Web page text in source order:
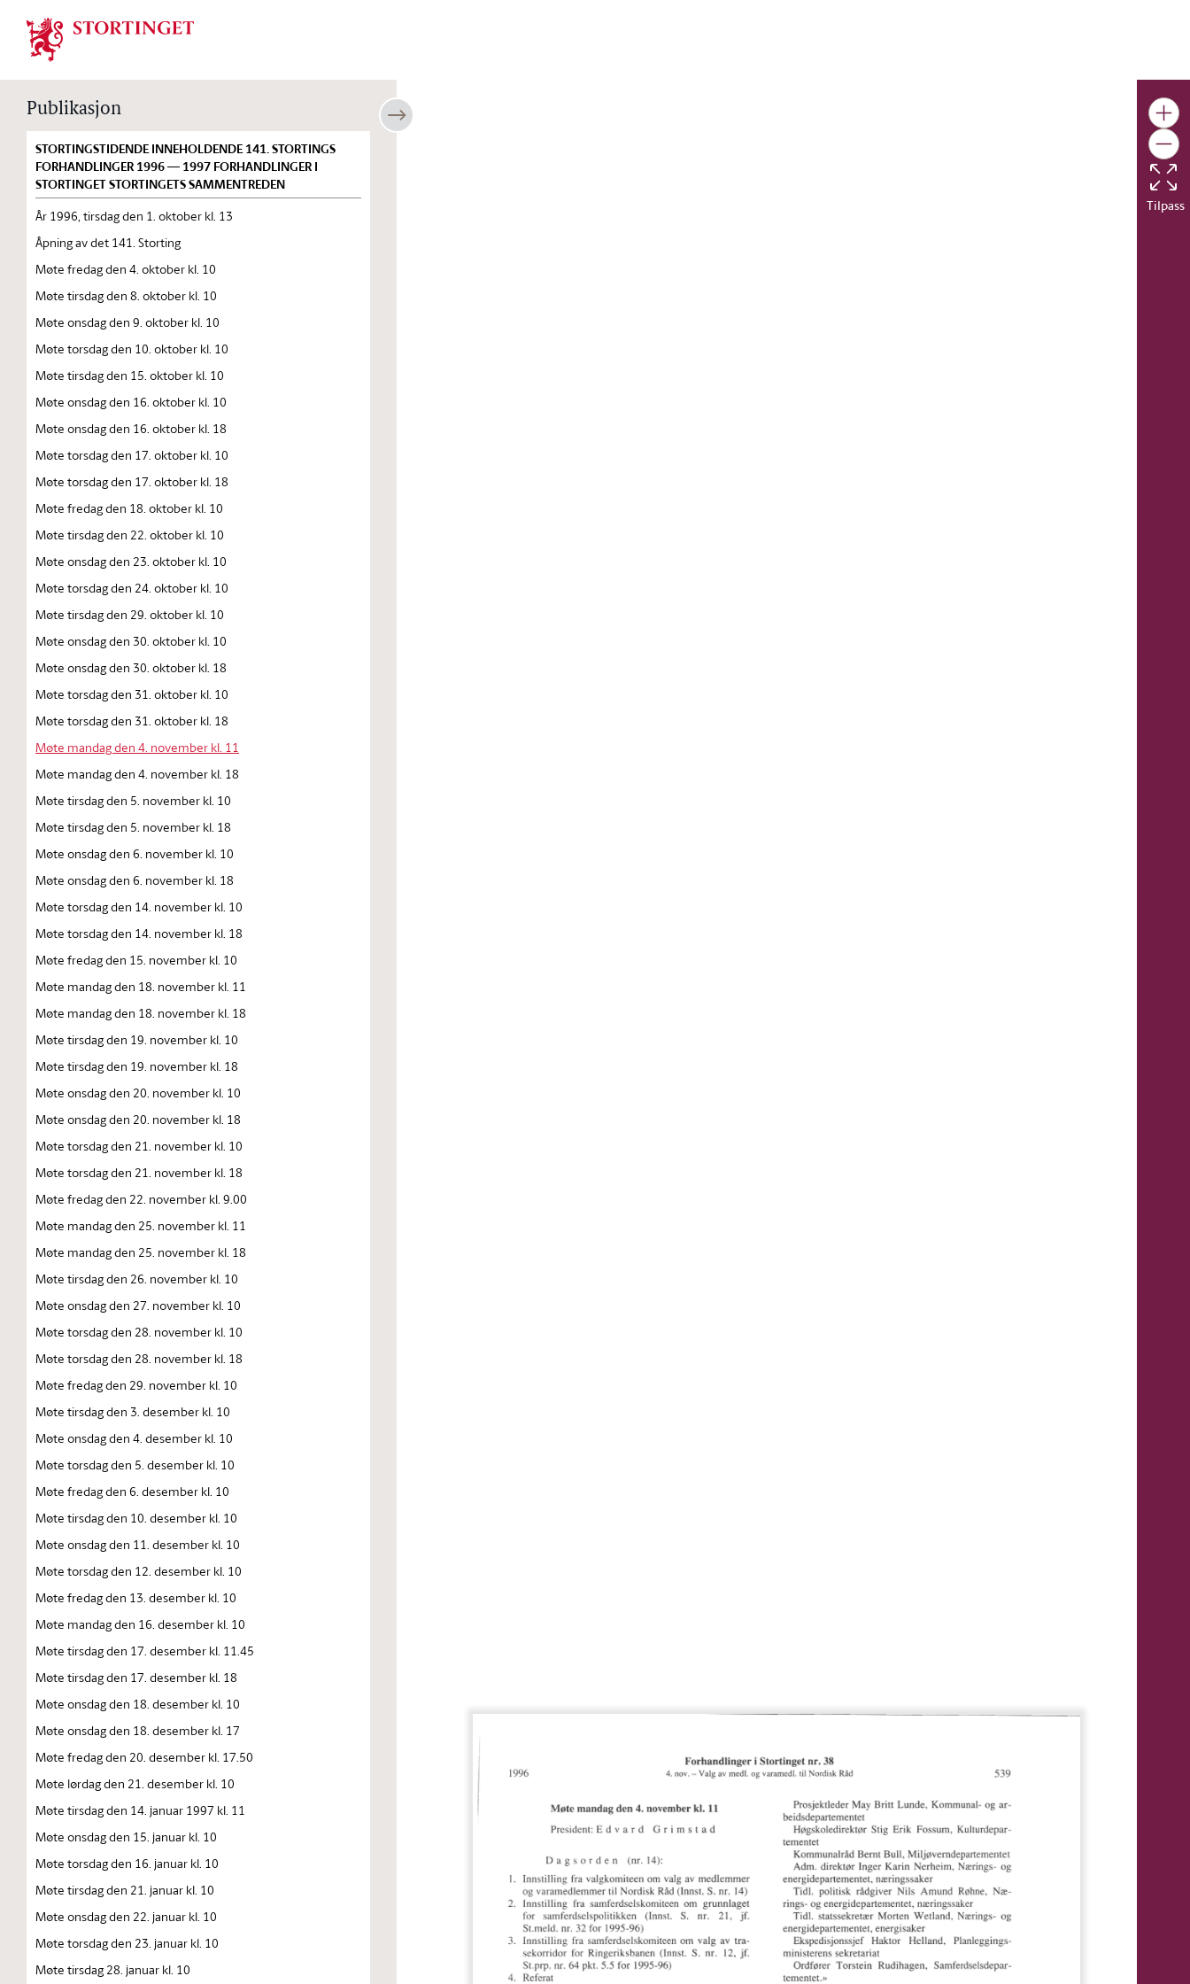
Stortinget.no
Publikasjon
STORTINGSTIDENDE INNEHOLDENDE 141. STORTINGS
FORHANDLINGER 1996 — 1997 FORHANDLINGER I
STORTINGET STORTINGETS SAMMENTREDEN
År 1996, tirsdag den 1. oktober kl. 13
Åpning av det 141. Storting
Møte fredag den 4. oktober kl. 10
Møte tirsdag den 8. oktober kl. 10
Møte onsdag den 9. oktober kl. 10
Møte torsdag den 10. oktober kl. 10
Møte tirsdag den 15. oktober kl. 10
Møte onsdag den 16. oktober kl. 10
Møte onsdag den 16. oktober kl. 18
Møte torsdag den 17. oktober kl. 10
Møte torsdag den 17. oktober kl. 18
Møte fredag den 18. oktober kl. 10
Møte tirsdag den 22. oktober kl. 10
Møte onsdag den 23. oktober kl. 10
Møte torsdag den 24. oktober kl. 10
Møte tirsdag den 29. oktober kl. 10
Møte onsdag den 30. oktober kl. 10
Møte onsdag den 30. oktober kl. 18
Møte torsdag den 31. oktober kl. 10
Møte torsdag den 31. oktober kl. 18
Møte mandag den 4. november kl. 11
Møte mandag den 4. november kl. 18
Møte tirsdag den 5. november kl. 10
Møte tirsdag den 5. november kl. 18
Møte onsdag den 6. november kl. 10
Møte onsdag den 6. november kl. 18
Møte torsdag den 14. november kl. 10
Møte torsdag den 14. november kl. 18
Møte fredag den 15. november kl. 10
Møte mandag den 18. november kl. 11
Møte mandag den 18. november kl. 18
Møte tirsdag den 19. november kl. 10
Møte tirsdag den 19. november kl. 18
Møte onsdag den 20. november kl. 10
Møte onsdag den 20. november kl. 18
Møte torsdag den 21. november kl. 10
Møte torsdag den 21. november kl. 18
Møte fredag den 22. november kl. 9.00
Møte mandag den 25. november kl. 11
Møte mandag den 25. november kl. 18
Møte tirsdag den 26. november kl. 10
Møte onsdag den 27. november kl. 10
Møte torsdag den 28. november kl. 10
Møte torsdag den 28. november kl. 18
Møte fredag den 29. november kl. 10
Møte tirsdag den 3. desember kl. 10
Møte onsdag den 4. desember kl. 10
Møte torsdag den 5. desember kl. 10
Møte fredag den 6. desember kl. 10
Møte tirsdag den 10. desember kl. 10
Møte onsdag den 11. desember kl. 10
Møte torsdag den 12. desember kl. 10
Møte fredag den 13. desember kl. 10
Møte mandag den 16. desember kl. 10
Møte tirsdag den 17. desember kl. 11.45
Møte tirsdag den 17. desember kl. 18
Møte onsdag den 18. desember kl. 10
Møte onsdag den 18. desember kl. 17
Møte fredag den 20. desember kl. 17.50
Møte lørdag den 21. desember kl. 10
Møte tirsdag den 14. januar 1997 kl. 11
Møte onsdag den 15. januar kl. 10
Møte torsdag den 16. januar kl. 10
Møte tirsdag den 21. januar kl. 10
Møte onsdag den 22. januar kl. 10
Møte torsdag den 23. januar kl. 10
Møte tirsdag 28. januar kl. 10